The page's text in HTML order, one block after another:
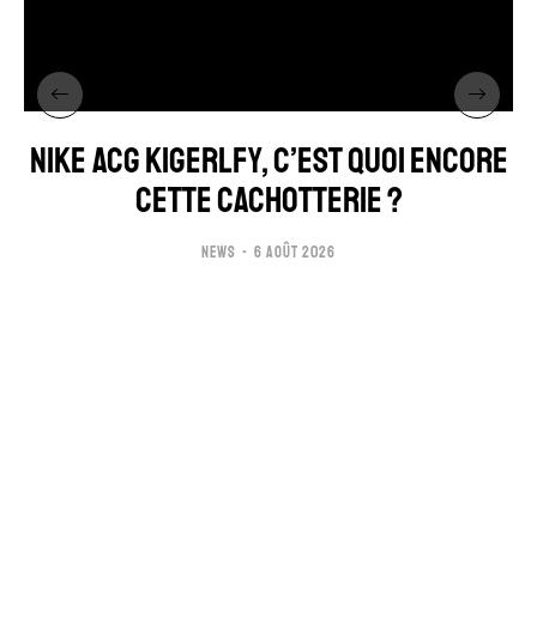
NIKE ACG KIGERLFY, C’EST QUOI ENCORE
CETTE CACHOTTERIE ?
NEWS 6 AOÛT 2026